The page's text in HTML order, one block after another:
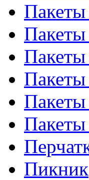
Пакеты
Пакеты
Пикник